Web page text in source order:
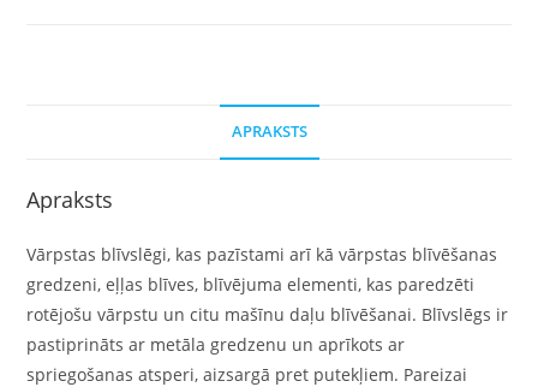
APRAKSTS
Apraksts
Vārpstas blīvslēgi, kas pazīstami arī kā vārpstas blīvēšanas
gredzeni, eļļas blīves, blīvējuma elementi, kas paredzēti
rotējošu vārpstu un citu mašīnu daļu blīvēšanai. Blīvslēgs ir
pastiprināts ar metāla gredzenu un aprīkots ar
spriegošanas atsperi, aizsargā pret putekļiem. Pareizai